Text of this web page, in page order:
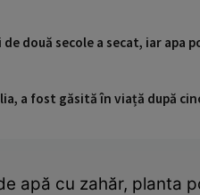
două secole a secat, iar apa
a fost găsită în viață după
apă cu zahăr, planta